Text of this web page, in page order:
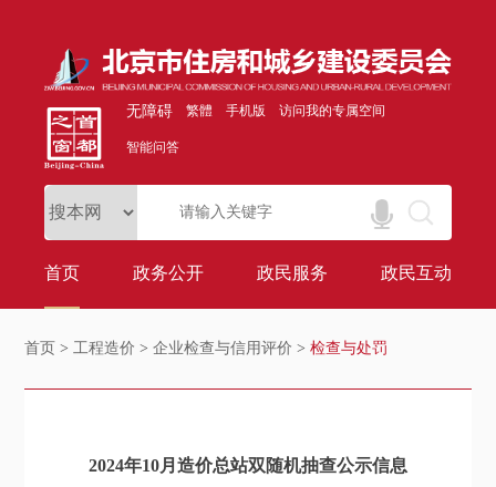
无障碍 繁體 手机版 访问我的专属空间
智能问答
首页 政务公开 政民服务 政民互动
首页 >工程造价 >企业检查与信用评价 >检查与处罚
2024年10月造价总站双随机抽查公示信息